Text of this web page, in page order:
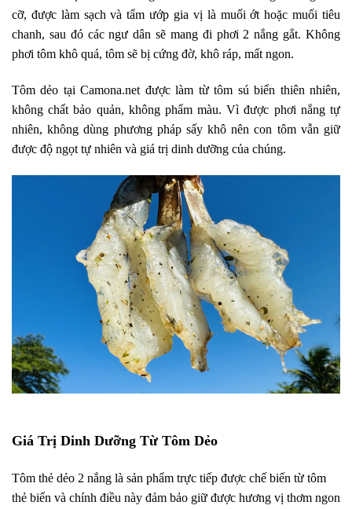
cỡ, được làm sạch và tẩm ướp gia vị là muối ớt hoặc muối tiêu
chanh, sau đó các ngư dân sẽ mang đi phơi 2 nắng gắt. Không
phơi tôm khô quá, tôm sẽ bị cứng đờ, khô ráp, mất ngon.
Tôm dẻo tại Camona.net được làm từ tôm sú biển thiên nhiên,
không chất bảo quản, không phẩm màu. Vì được phơi nắng tự
nhiên, không dùng phương pháp sấy khô nên con tôm vẫn giữ
được độ ngọt tự nhiên và giá trị dinh dưỡng của chúng.
Giá Trị Dinh Dưỡng Từ Tôm Dẻo
Tôm thẻ dẻo 2 nắng là sản phẩm trực tiếp được chế biến từ tôm
thẻ biển và chính điều này đảm bảo giữ được hương vị thơm ngon